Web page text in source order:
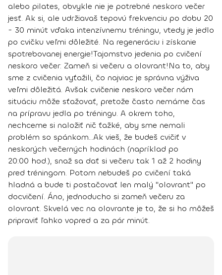
alebo pilates, obvykle nie je potrebné neskoro večer
jesť. Ak si, ale udržiavaš tepovú frekvenciu po dobu 20
- 30 minút vďaka intenzívnemu tréningu, vtedy je jedlo
po cvičku veľmi dôležité. Na regeneráciu i získanie
spotrebovanej energie!Tajomstvo jedenia po cvičení
neskoro večer: Zameň si večeru a olovrant!Na to, aby
sme z cvičenia vyťažili, čo najviac je správna výživa
veľmi dôležitá. Avšak cvičenie neskoro večer nám
situáciu môže sťažovať, pretože často nemáme čas
na prípravu jedla po tréningu. A okrem toho,
nechceme si naložiť nič ťažké, aby sme nemali
problém so spánkom...Ak vieš, že budeš cvičiť v
neskorých večerných hodinách (napríklad po
20:00 hod.), snaž sa dať si večeru tak 1 až 2 hodiny
pred tréningom. Potom nebudeš po cvičení taká
hladná a bude ti postačovať len malý "olovrant" po
docvičení. Áno, jednoducho si zameň večeru za
olovrant. Skvelá vec na olovrante je to, že si ho môžeš
pripraviť ľahko vopred a za pár minút.